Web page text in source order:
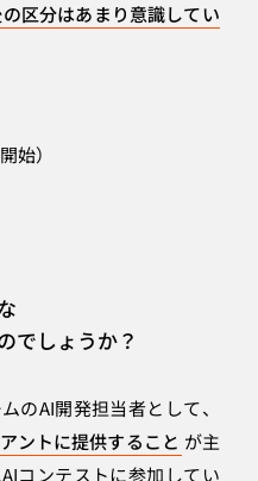
区分はあまり意識してい
始）
でしょうか？
のAI開発担当者として、
ントに提供すること が主
コンテストに参加してい